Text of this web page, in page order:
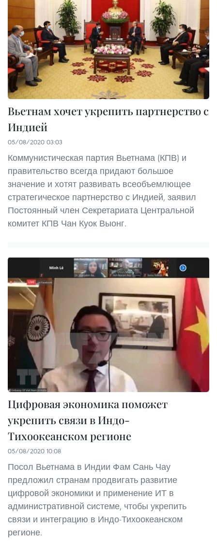
Вьетнам хочет укрепить партнерство с
Индией
05/08/2020 03:03
Коммунистическая партия Вьетнама (КПВ) и
правительство всегда придают большое
значение и хотят развивать всеобъемлющее
стратегическое партнерство с Индией, заявил
Постоянный член Секретариата Центральной
комитет КПВ Чан Куок Выонг.
Цифровая экономика поможет
укрепить связи в Индо-
Тихоокеанском регионе
05/08/2020 10:08
Посол Вьетнама в Индии Фам Сань Чау
предложил странам продвигать развитие
цифровой экономики и применение ИТ в
административной системе, чтобы укрепить
связи и интеграцию в Индо-Тихоокеанском
регионе.